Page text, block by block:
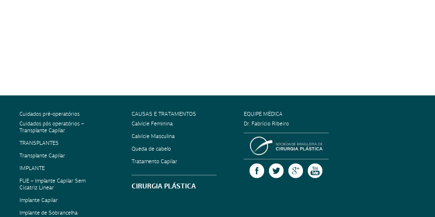
Cuidados pré-operatórios
Cuidados pós operatórios –
Transplante Capilar
TRANSPLANTES
Transplante Capilar
IMPLANTE
FUE – Implante Capilar Sem
Cicatriz Linear
Implante Capilar
Implante de Sobrancelha
CAUSAS E TRATAMENTOS
Calvície Feminina
Calvície Masculina
Queda de cabelo
Tratamento Capilar
CIRURGIA PLÁSTICA
EQUIPE MÉDICA
Dr. Fabrício Ribeiro
FACEBOOKTWITTER GOOGLE +